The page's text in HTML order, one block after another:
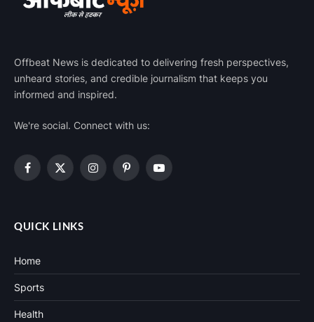
Offbeat News is dedicated to delivering fresh perspectives,
unheard stories, and credible journalism that keeps you
informed and inspired.
We're social. Connect with us:
Facebook
X
InstagramPinterestYouTube
QUICK LINKS
Home
Sports
Health